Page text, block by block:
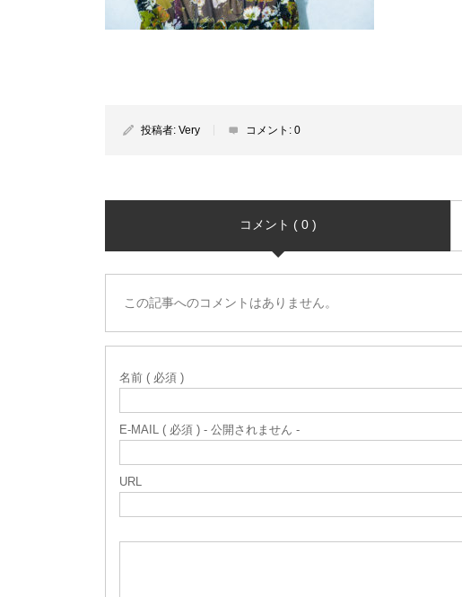
投稿者: Very コメント: 0
コメント ( 0 )
この記事へのコメントはありません。
名前 ( 必須 )
E-MAIL ( 必須 ) - 公開されません -
URL